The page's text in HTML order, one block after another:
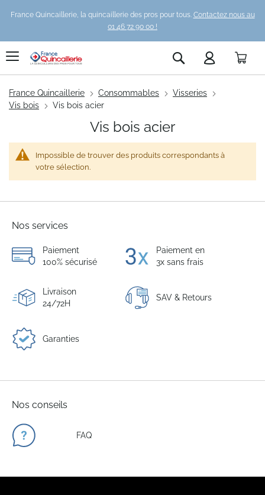
France Quincaillerie, la quincaillerie des pros pour tous. Contactez nous au
01 46 72 90 00 !
Rechercher
France Quincaillerie Consommables
Visseries
Vis bois
Vis bois acier
Vis bois acier
Impossible de trouver des produits correspondants à
votre sélection.
Nos services
Paiement
100% sécurisé
Paiement en
3x sans frais
Livraison
24/72H
SAV & Retours
Garanties
Nos conseils
FAQ